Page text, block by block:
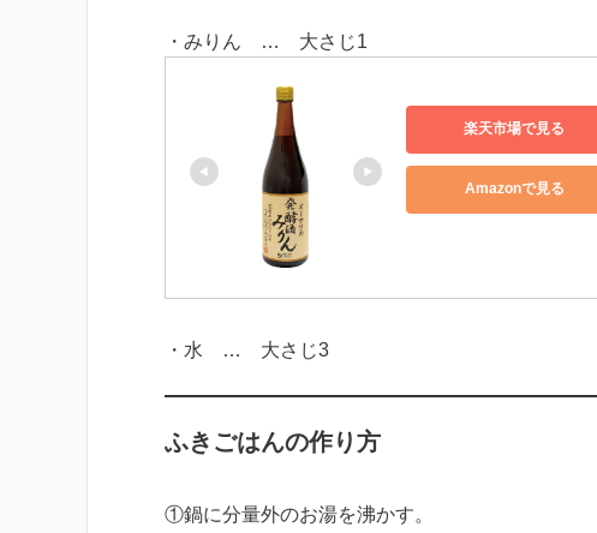
・みりん … 大さじ1
楽天市場で見る
Amazonで見る
・水 … 大さじ3
ふきごはんの作り方
①鍋に分量外のお湯を沸かす。